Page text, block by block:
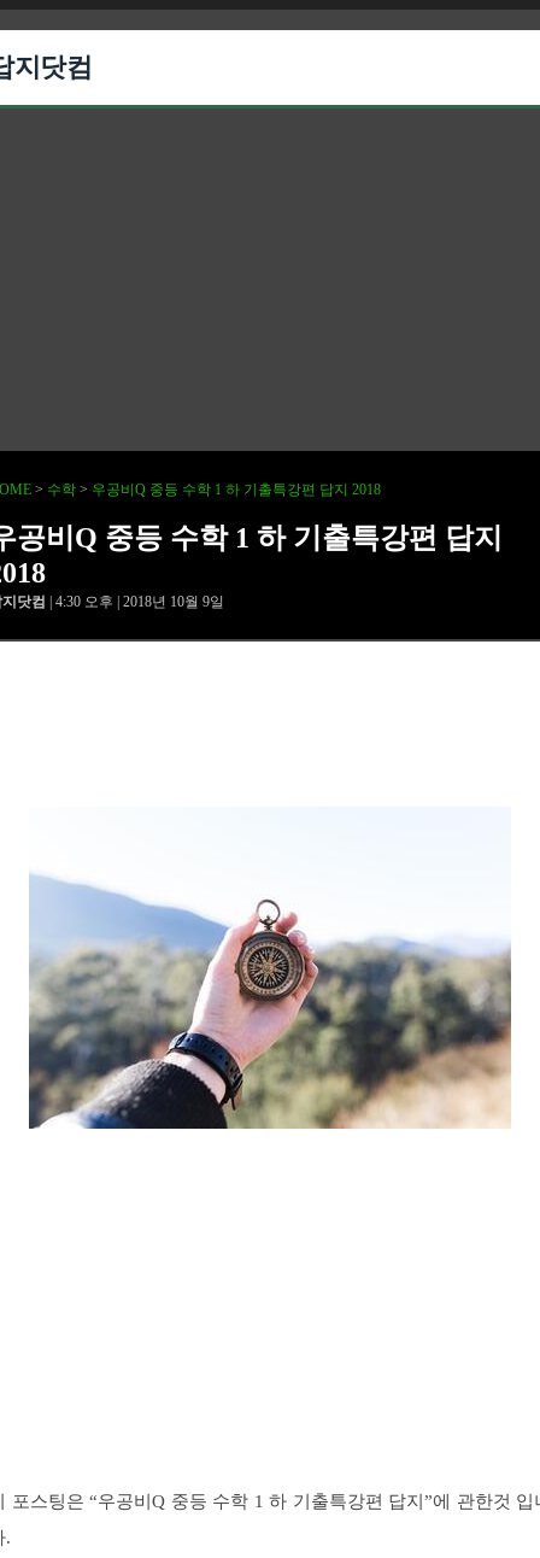
지닷컴
> 수학 > 우공비Q 중등 수학 1 하 기출특강편 답지 2018
공비Q 중등 수학 1 하 기출특강편 답지
닷컴 | 4:30 오후 | 2018년 10월 9일
포스팅은 “우공비Q 중등 수학 1 하 기출특강편 답지”에 관한것 입
.